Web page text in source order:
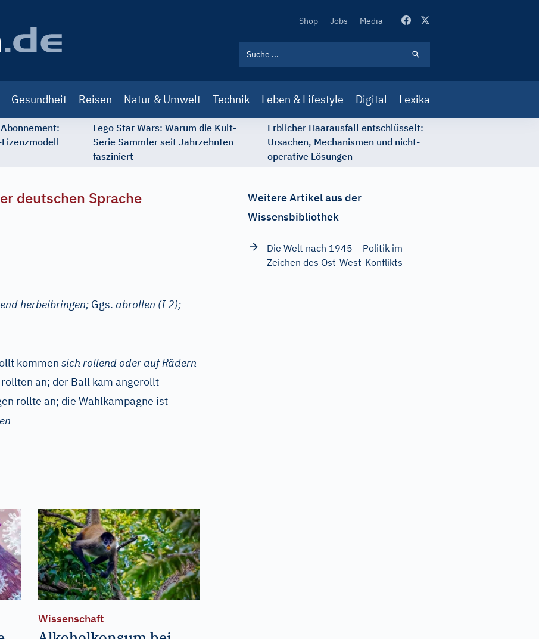
Secondary
Shop Jobs Media
Gesundheit Reisen Natur & Umwelt Technik Leben & Lifestyle Digital Lexika
Lego Star Wars: Warum die Kult-
Serie Sammler seit Jahrzehnten
fasziniert
Erblicher Haarausfall entschlüsselt:
Ursachen, Mechanismen und nicht-
operative Lösungen
deutschen Sprache
herbeibringen; Ggs. abrollen (I 2);
kommen sich rollend oder auf Rädern
an; der Ball kam angerollt
rollte an; die Wahlkampagne ist
Wissenschaft
Weitere Artikel aus der
Wissensbibliothek
Die Welt nach 1945 – Politik im
Zeichen des Ost-West-Konflikts